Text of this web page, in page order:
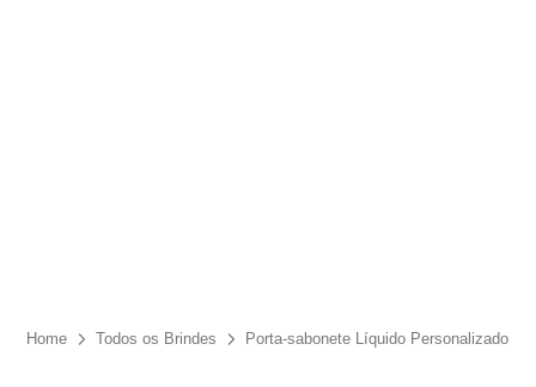
Home Todos os Brindes Porta-sabonete Líquido Personalizado
sua privacidade, utilizaremos seus dados apenas para fins
de marketing. Você pode alterar suas preferências a